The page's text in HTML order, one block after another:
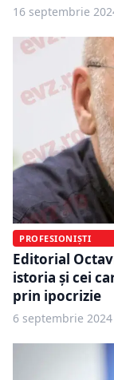
16 septembrie
PROFESIONIȘTI
Editorial
istoria și cei
prin ipocrizie
6 septembrie 2024